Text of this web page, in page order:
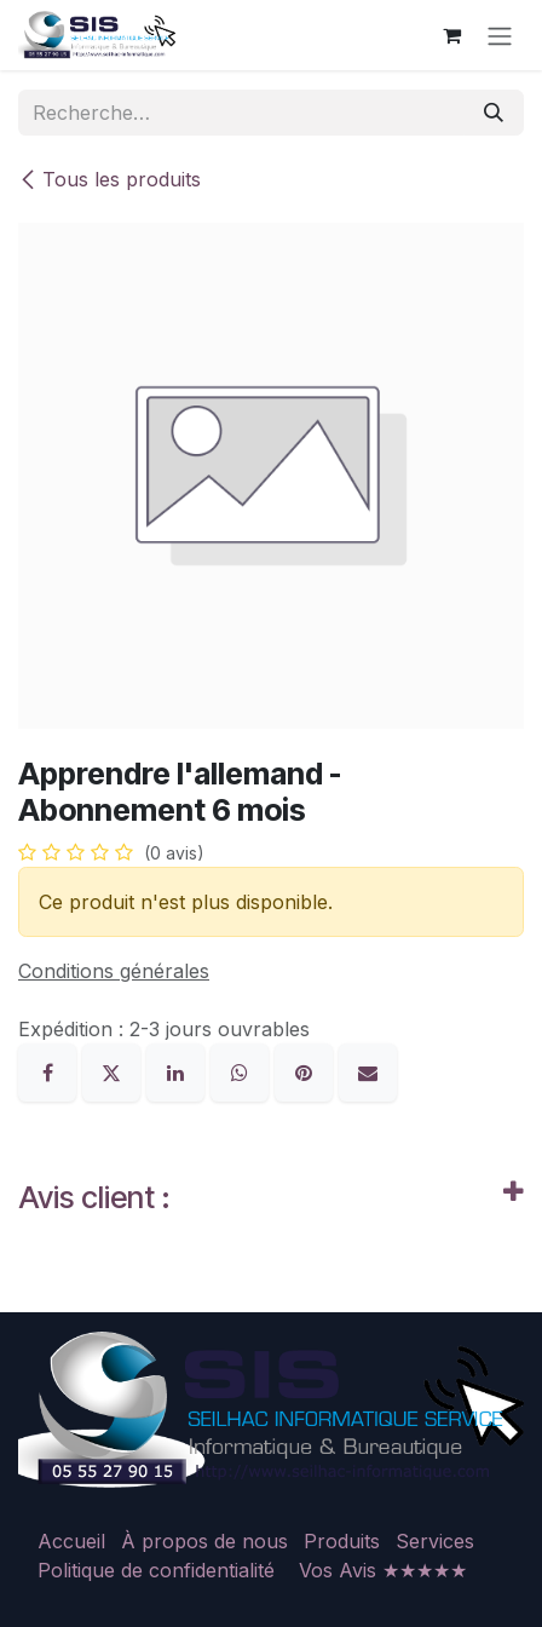
Se rendre au contenu
Tous les produits
Apprendre l'allemand -
Abonnement 6 mois
(0 avis)
Ce produit n'est plus disponible.
Conditions générales
Expédition : 2-3 jours ouvrables
Avis client :
Accueil À propos de nous Produits
Services
Politique de confidentialité
Vos Avis ★★★★★